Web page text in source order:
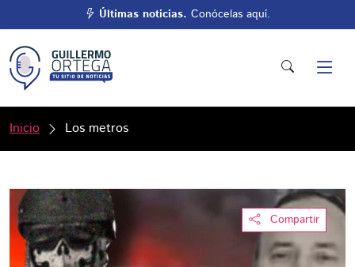
Últimas noticias. Conócelas aquí.
Inicio Los metros
Compartir